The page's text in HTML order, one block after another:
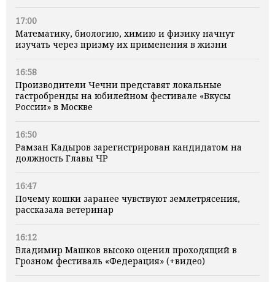
17:00
Математику, биологию, химию и физику начнут
изучать через призму их применения в жизни
16:58
Производители Чечни представят локальные
гастробренды на юбилейном фестивале «Вкусы
России» в Москве
16:50
Рамзан Кадыров зарегистрирован кандидатом на
должность Главы ЧР
16:47
Почему кошки заранее чувствуют землетрясения,
рассказала ветеринар
16:12
Владимир Машков высоко оценил проходящий в
Грозном фестиваль «Федерация» (+видео)